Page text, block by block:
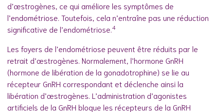
d’œstrogènes, ce qui améliore les symptômes de
l’endométriose. Toutefois, cela n’entraîne pas une réduction
significative de l’endométriose.4
Les foyers de l’endométriose peuvent être réduits par le
retrait d’œstrogènes. Normalement, l’hormone GnRH
(hormone de libération de la gonadotrophine) se lie au
récepteur GnRH correspondant et déclenche ainsi la
libération d’œstrogènes. L’administration d’agonistes
artificiels de la GnRH bloque les récepteurs de la GnRH